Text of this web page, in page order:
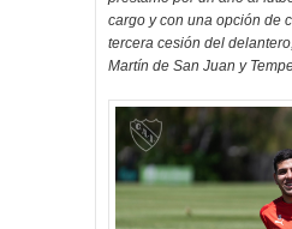
cargo y con una opción de
tercera cesión del
Martín de San Juan y